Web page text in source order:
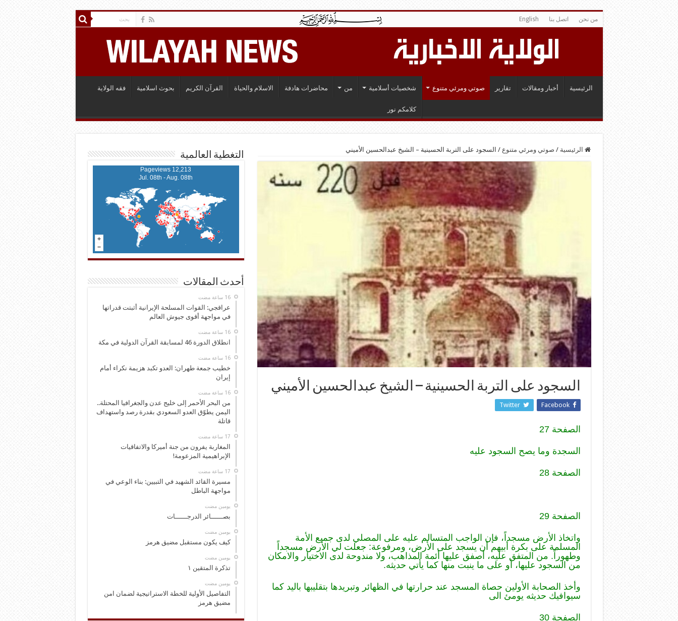
من نحن اتصل بنا English
الرئيسية أخبار ومقالات تقارير صوتي ومرئي متنوع شخصيات أسلامية من محاضرات هادفة الاسلام والحياة القرآن الكريم بحوث اسلامية فقه الولاية
كلامكم نور
الرئيسية / صوتي ومرئي متنوع / السجود على التربة الحسينية – الشيخ عبدالحسين الأميني
السجود على التربة الحسينية – الشيخ عبدالحسين الأميني
Facebook
Twitter
الصفحة 27
السجدة وما يصح السجود عليه
الصفحة 28
الصفحة 29
واتخاذ الأرض مسجداً، فإن الواجب المتسالم عليه على المصلي لدى جميع الأمة
المسلمة على بكرة أبيهم أن يسجد على الأرض، ومرفوعة: جعلت لي الأرض مسجداً
وطهوراً. من المتفق عليه، أصفق عليها أئمة المذاهب، ولا مندوحة لدى الاختيار والامكان
من السجود عليها، أو على ما ينبت منها كما يأتي حديثه.
وأخذ الصحابة الأولين حصاة المسجد عند حرارتها في الظهائر وتبريدها بتقليبها باليد كما
سيوافيك حديثه يومئ الى
الصفحة 30
التغطية العالمية
12,213 Pageviews
Jul. 08th - Aug. 08th
أحدث المقالات
‏16 ساعة مضت
عراقجي: القوات المسلحة الإيرانية أثبتت قدراتها
في مواجهة أقوى جيوش العالم
‏16 ساعة مضت
انطلاق الدورة 46 لمسابقة القرآن الدولية في مكة
‏16 ساعة مضت
خطيب جمعة طهران: العدو تكبد هزيمة نكراء أمام
إيران
‏16 ساعة مضت
من البحر الأحمر إلى خليج عدن والجغرافيا المحتلة..
اليمن يطوّق العدو السعودي بقدرة رصد واستهداف
قاتلة
المغاربة يفرون من جنة أميركا والاتفاقيات
الإبراهيمية المزعومة!
مسيرة القائد الشهيد في التبيين: بناء الوعي في
مواجهة الباطل
‏يومين مضت
بصــــــائر الدرجــــــات
‏يومين مضت
كيف يكون مستقبل مضيق هرمز
‏يومين مضت
تذكرة المتقين ١
‏يومين مضت
التفاصيل الأولية للخطة الاستراتيجية لضمان امن
مضيق هرمز